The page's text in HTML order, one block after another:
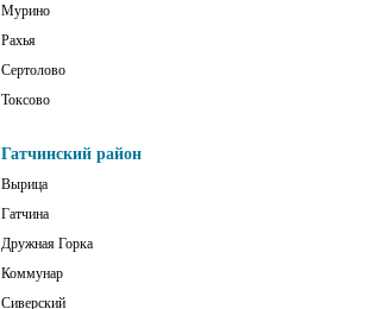
Мурино
Рахья
Сертолово
Токсово
Гатчинский район
Вырица
Гатчина
Дружная Горка
Коммунар
Сиверский